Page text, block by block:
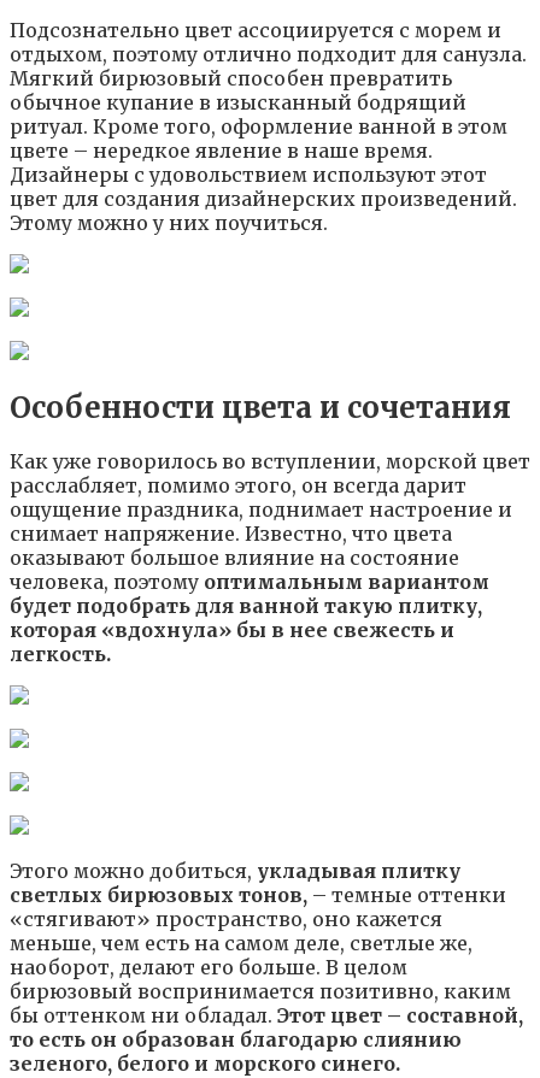
Подсознательно цвет ассоциируется с морем и
отдыхом, поэтому отлично подходит для санузла.
Мягкий бирюзовый способен превратить
обычное купание в изысканный бодрящий
ритуал. Кроме того, оформление ванной в этом
цвете – нередкое явление в наше время.
Дизайнеры с удовольствием используют этот
цвет для создания дизайнерских произведений.
Этому можно у них поучиться.
Особенности цвета и сочетания
Как уже говорилось во вступлении, морской цвет
расслабляет, помимо этого, он всегда дарит
ощущение праздника, поднимает настроение и
снимает напряжение. Известно, что цвета
оказывают большое влияние на состояние
человека, поэтому оптимальным вариантом
будет подобрать для ванной такую плитку,
которая «вдохнула» бы в нее свежесть и
легкость.
Этого можно добиться, укладывая плитку
светлых бирюзовых тонов, – темные оттенки
«стягивают» пространство, оно кажется
меньше, чем есть на самом деле, светлые же,
наоборот, делают его больше. В целом
бирюзовый воспринимается позитивно, каким
бы оттенком ни обладал. Этот цвет – составной,
то есть он образован благодарю слиянию
зеленого, белого и морского синего.